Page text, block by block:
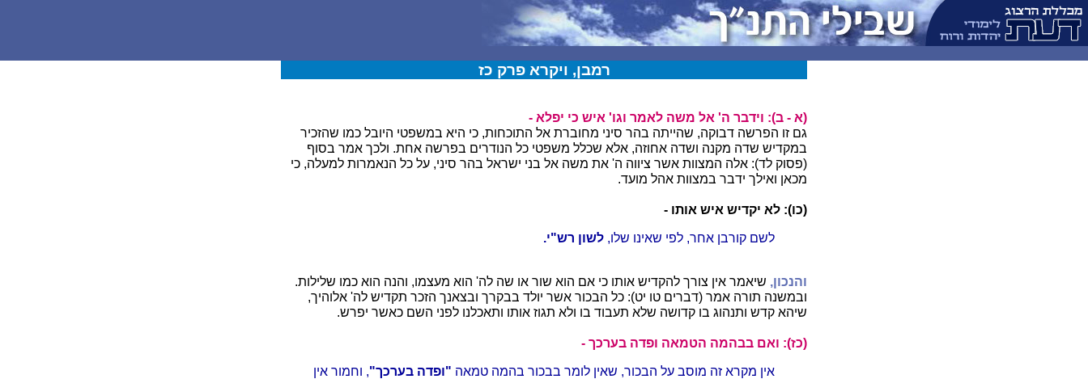
רמבן, ויקרא פרק כז
(א - ב): וידבר ה' אל משה לאמר וגו' איש כי יפלא -
גם זו הפרשה דבוקה, שהייתה בהר סיני מחוברת אל התוכחות, כי היא במשפטי היובל כמו שהזכיר
במקדיש שדה מקנה ושדה אחוזה, אלא שכלל משפטי כל הנודרים בפרשה אחת. ולכך אמר בסוף
(פסוק לד): אלה המצוות אשר ציווה ה' את משה אל בני ישראל בהר סיני, על כל הנאמרות למעלה, כי
מכאן ואילך ידבר במצוות אהל מועד.
(כו): לא יקדיש איש אותו -
לשם קורבן אחר, לפי שאינו שלו, לשון רש"י.
והנכון, שיאמר אין צורך להקדיש אותו כי אם הוא שור או שה לה' הוא מעצמו, והנה הוא כמו שלילות.
ובמשנה תורה אמר (דברים טו יט): כל הבכור אשר יולד בבקרך ובצאנך הזכר תקדיש לה' אלוהיך,
שיהא קדש ותנהוג בו קדושה שלא תעבוד בו ולא תגוז אותו ותאכלנו לפני השם כאשר יפרש.
(כז): ואם בבהמה הטמאה ופדה בערכך -
אין מקרא זה מוסב על הבכור, שאין לומר בבכור בהמה טמאה "ופדה בערכך", וחמור אין